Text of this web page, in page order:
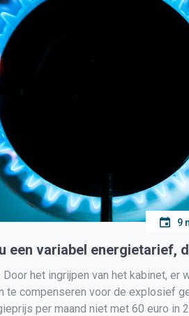
9
een variabel energietarief,
Door het ingrijpen van het kabinet, er
te compenseren voor de explosief
per maand niet met 60 euro in